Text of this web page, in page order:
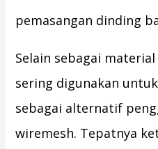
pemasangan dinding
Selain sebagai
sering digunakan
sebagai alternatif
wiremesh. Tepatnya